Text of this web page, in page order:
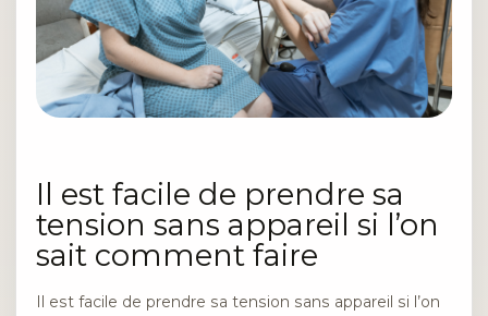
Il est facile de prendre sa
tension sans appareil si l’on
sait comment faire
Il est facile de prendre sa tension sans appareil si l’on